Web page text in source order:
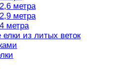
метра
метра
метра
елки из литых веток